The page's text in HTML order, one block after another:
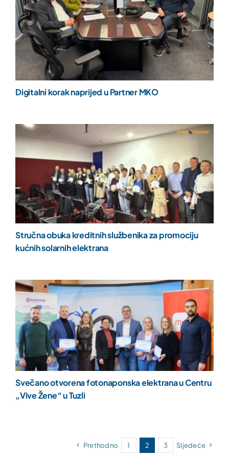
Digitalni korak naprijed u Partner MKO
Stručna obuka kreditnih službenika za promociju
kućnih solarnih elektrana
Svečano otvorena fotonaponska elektrana u Centru
„Vive Žene“ u Tuzli
Prethodno 1 2 3 Sljedeće